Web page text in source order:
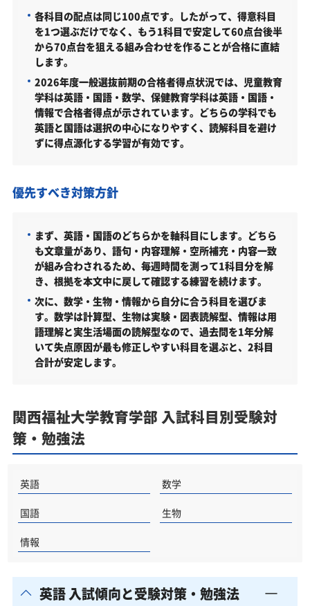
学科・専攻（コース）の概要
難易度（前年度の入試結果に基づく指標）
関西福祉大学教育学部の所在地
関西福祉大学教育学部の周辺地図
「関西福祉大学教育学部に受かる気がしない」とや
受験勉強を始めるのが遅くても関西福祉大学教育学
部に合格できる？
のポイント
不登校・高卒認定者・通信制高校の関西福祉大学教
育学部受験も対応可能
浪人生、社会人の方の関西福祉大学教育学部合格に
向けた受験対策も実施
関西福祉大学の他の学部
関西福祉大学以外の教育学部・関連学部を偏差値か
関西福祉大学教育学部受験生からのよくある質問
各科目の配点は同じ100点です。したがって、得意科目
を1つ選ぶだけでなく、もう1科目で安定して60点台後半
から70点台を狙える組み合わせを作ることが合格に直結
します。
2026年度一般選抜前期の合格者得点状況では、児童教育
学科は英語・国語・数学、保健教育学科は英語・国語・
情報で合格者得点が示されています。どちらの学科でも
英語と国語は選択の中心になりやすく、読解科目を避け
ずに得点源化する学習が有効です。
優先すべき対策方針
まず、英語・国語のどちらかを軸科目にします。どちら
も文章量があり、語句・内容理解・空所補充・内容一致
が組み合わされるため、毎週時間を測って1科目分を解
き、根拠を本文中に戻して確認する練習を続けます。
次に、数学・生物・情報から自分に合う科目を選びま
す。数学は計算型、生物は実験・図表読解型、情報は用
語理解と実生活場面の読解型なので、過去問を1年分解
いて失点原因が最も修正しやすい科目を選ぶと、2科目
合計が安定します。
関西福祉大学教育学部 入試科目別受験対
策・勉強法
英語 数学
国語 生物
情報
英語 入試傾向と受験対策・勉強法